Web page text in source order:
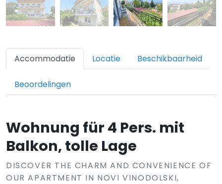
Accommodatie Locatie Beschikbaarheid
Beoordelingen
Wohnung für 4 Pers. mit
Balkon, tolle Lage
DISCOVER THE CHARM AND CONVENIENCE OF
OUR APARTMENT IN NOVI VINODOLSKI,